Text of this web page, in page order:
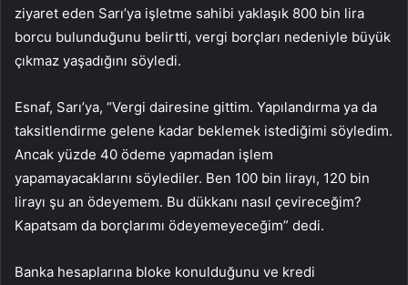
ziyaret eden Sarı’ya işletme sahibi yaklaşık 800 bin lira
borcu bulunduğunu belirtti, vergi borçları nedeniyle büyük
çıkmaz yaşadığını söyledi.
Esnaf, Sarı’ya, “Vergi dairesine gittim. Yapılandırma ya da
taksitlendirme gelene kadar beklemek istediğimi söyledim.
Ancak yüzde 40 ödeme yapmadan işlem
yapamayacaklarını söylediler. Ben 100 bin lirayı, 120 bin
lirayı şu an ödeyemem. Bu dükkanı nasıl çevireceğim?
Kapatsam da borçlarımı ödeyemeyeceğim” dedi.
Banka hesaplarına bloke konulduğunu ve kredi